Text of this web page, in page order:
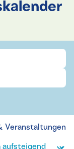
Veranstaltungen